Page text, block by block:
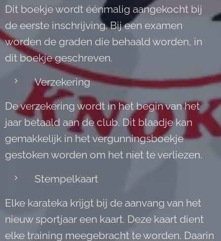
Dit boekje wordt éénmalig aangekocht bij
de eerste inschrijving. Bij een examen
worden de graden die behaald worden, in
dit boekje geschreven.
Verzekering
De verzekering wordt in het begin van het
jaar betaald aan de club. Dit blaadje kan
gemakkelijk in het vergunningsboekje
gestoken worden om het niet te verliezen.
Stempelkaart
Elke karateka krijgt bij de aanvang van het
nieuw sportjaar een kaart. Deze kaart dient
elke training meegebracht te worden. Daarin